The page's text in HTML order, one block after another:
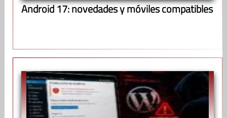
Android 17: novedades y móviles compatibles